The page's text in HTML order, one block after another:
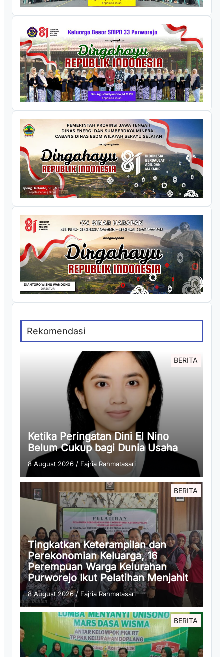
Rekomendasi
BERITA
Ketika Peringatan Dini El Nino
Belum Cukup bagi Dunia Usaha
8 August 2026 / Fajria Rahmatasari
BERITA
Tingkatkan Keterampilan dan
Perekonomian Keluarga, 16
Perempuan Warga Kelurahan
Purworejo Ikut Pelatihan Menjahit
8 August 2026/ Fajria Rahmatasari
BERITA